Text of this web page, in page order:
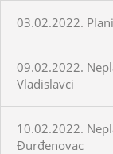
03.02.2022.
09.02.2022.
Vladislavci
10.02.2022.
Đurđenovac